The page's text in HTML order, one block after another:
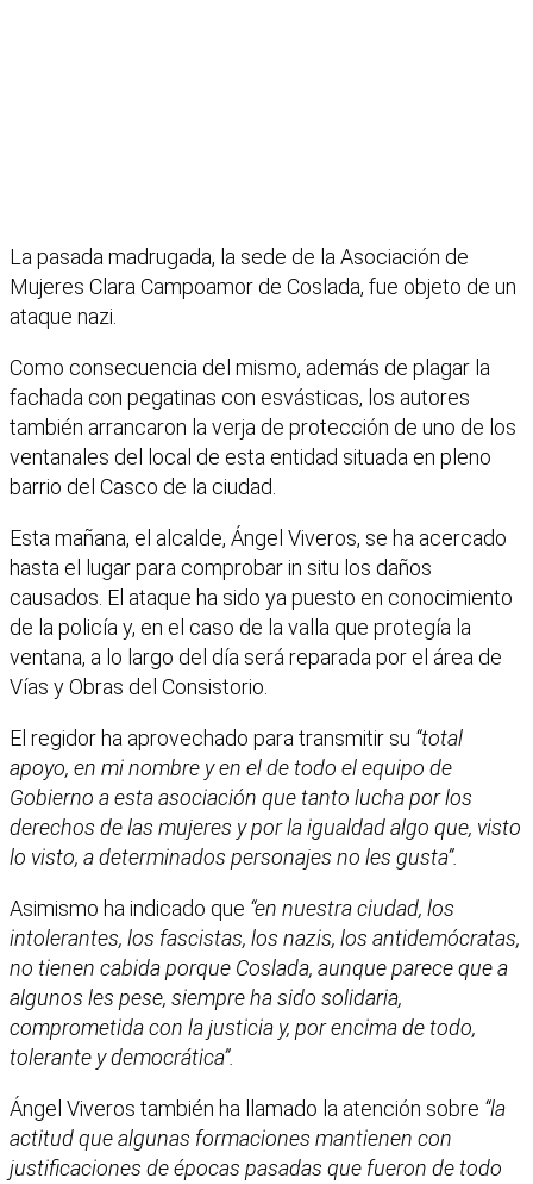
La pasada madrugada, la sede de la Asociación de
Mujeres Clara Campoamor de Coslada, fue objeto de un
ataque nazi.
Como consecuencia del mismo, además de plagar la
fachada con pegatinas con esvásticas, los autores
también arrancaron la verja de protección de uno de los
ventanales del local de esta entidad situada en pleno
barrio del Casco de la ciudad.
Esta mañana, el alcalde, Ángel Viveros, se ha acercado
hasta el lugar para comprobar in situ los daños
causados. El ataque ha sido ya puesto en conocimiento
de la policía y, en el caso de la valla que protegía la
ventana, a lo largo del día será reparada por el área de
Vías y Obras del Consistorio.
El regidor ha aprovechado para transmitir su “total
apoyo, en mi nombre y en el de todo el equipo de
Gobierno a esta asociación que tanto lucha por los
derechos de las mujeres y por la igualdad algo que, visto
lo visto, a determinados personajes no les gusta”.
Asimismo ha indicado que “en nuestra ciudad, los
intolerantes, los fascistas, los nazis, los antidemócratas,
no tienen cabida porque Coslada, aunque parece que a
algunos les pese, siempre ha sido solidaria,
comprometida con la justicia y, por encima de todo,
tolerante y democrática”.
Ángel Viveros también ha llamado la atención sobre “la
actitud que algunas formaciones mantienen con
justificaciones de épocas pasadas que fueron de todo